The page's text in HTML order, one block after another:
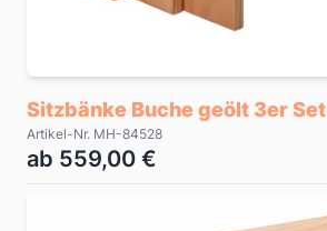
Sitzbänke Buche geölt 3er Set
Artikel-Nr. MH-84528
ab 559,00 €